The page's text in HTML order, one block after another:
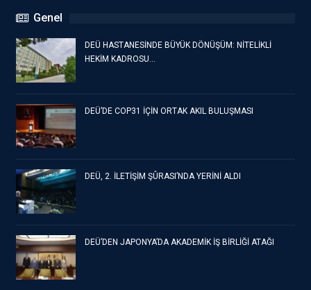
Genel
DEÜ HASTANESİNDE BÜYÜK DÖNÜŞÜM: NİTELİKLİ
HEKİM KADROSU…
DEÜ’DE COP31 İÇİN ORTAK AKIL BULUŞMASI
DEÜ, 2. İLETİŞİM ŞÛRASI’NDA YERİNİ ALDI
DEÜ’DEN JAPONYA’DA AKADEMİK İŞ BİRLİĞİ ATAĞI